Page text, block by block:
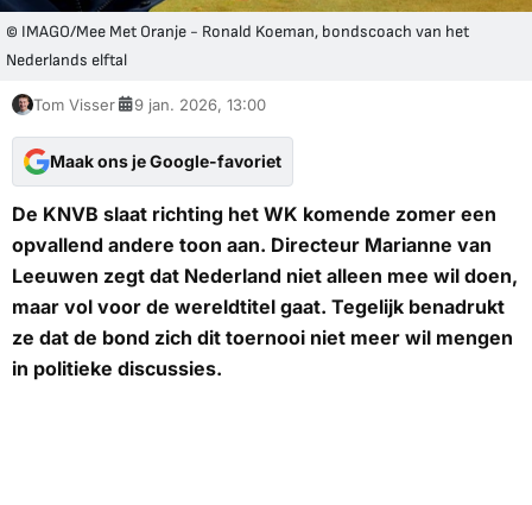
© IMAGO/Mee Met Oranje - Ronald Koeman, bondscoach van het
Nederlands elftal
Tom Visser 9 jan. 2026, 13:00
Maak ons je Google-favoriet
De KNVB slaat richting het WK komende zomer een
opvallend andere toon aan. Directeur Marianne van
Leeuwen zegt dat Nederland niet alleen mee wil doen,
maar vol voor de wereldtitel gaat. Tegelijk benadrukt
ze dat de bond zich dit toernooi niet meer wil mengen
in politieke discussies.